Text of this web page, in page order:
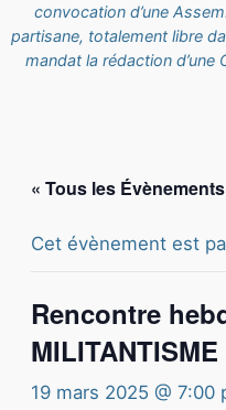
convocation d’une
partisane, totalement libre
mandat la rédaction d’une
« Tous les Évènements
Cet évènement est
Rencontre
MILITANTISME
19 mars 2025 @ 7:00